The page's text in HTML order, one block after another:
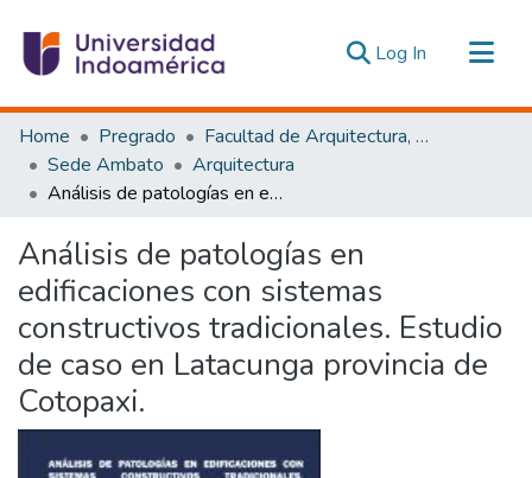
Log In (current)
Communities & Collections
All of DSpace
Statistics
Estadísticas Externas
Home Pregrado
Facultad de Arquitectura, Artes y Diseño
Sede Ambato
Arquitectura
Análisis de patologías en edificaciones con sistemas constructivos tradicionales. Estudio de caso en Latacunga provincia de Cotopaxi.
Análisis de patologías en
edificaciones con sistemas
constructivos tradicionales. Estudio
de caso en Latacunga provincia de
Cotopaxi.